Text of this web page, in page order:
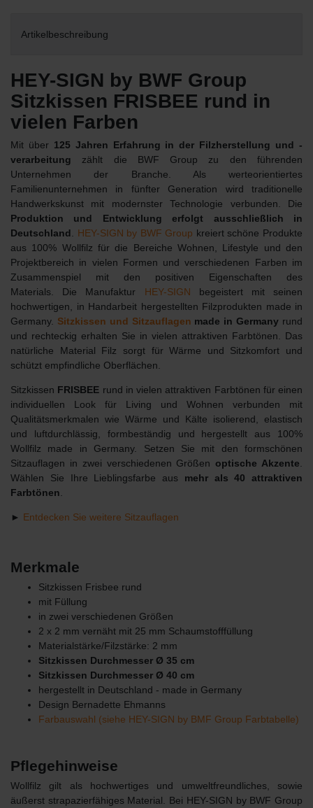
Artikelbeschreibung
HEY-SIGN by BWF Group
Sitzkissen FRISBEE rund in
vielen Farben
Mit über 125 Jahren Erfahrung in der Filzherstellung und -
verarbeitung zählt die BWF Group zu den führenden
Unternehmen der Branche. Als werteorientiertes
Familienunternehmen in fünfter Generation wird traditionelle
Handwerkskunst mit modernster Technologie verbunden. Die
Produktion und Entwicklung erfolgt ausschließlich in
Deutschland
HEY-SIGN by BWF Group kreiert schöne Produkte
aus 100% Wollfilz für die Bereiche Wohnen, Lifestyle und den
Projektbereich in vielen Formen und verschiedenen Farben im
Zusammenspiel mit den positiven Eigenschaften des
Materials. Die Manufaktur HEY-SIGN begeistert mit seinen
hochwertigen, in Handarbeit hergestellten Filzprodukten made in
Germany. Sitzkissen und Sitzauflagen made in Germany rund
und rechteckig erhalten Sie in vielen attraktiven Farbtönen. Das
natürliche Material Filz sorgt für Wärme und Sitzkomfort und
schützt empfindliche Oberflächen.
Sitzkissen FRISBEE rund in vielen attraktiven Farbtönen für einen
individuellen Look für Living und Wohnen verbunden mit
Qualitätsmerkmalen wie Wärme und Kälte isolierend, elastisch
und luftdurchlässig, formbeständig und hergestellt aus 100%
Wollfilz made in Germany. Setzen Sie mit den formschönen
Sitzauflagen in zwei verschiedenen Größen optische Akzente
Wählen Sie Ihre Lieblingsfarbe aus mehr als 40 attraktiven
Farbtönen
► Entdecken Sie weitere Sitzauflagen
Merkmale
Sitzkissen Frisbee rund
mit Füllung
in zwei verschiedenen Größen
2 x 2 mm vernäht mit 25 mm Schaumstofffüllung
Materialstärke/Filzstärke: 2 mm
Sitzkissen Durchmesser Ø 35 cm
Sitzkissen Durchmesser Ø 40 cm
hergestellt in Deutschland - made in Germany
Design Bernadette Ehmanns
Farbauswahl (siehe HEY-SIGN by BMF Group Farbtabelle)
Pflegehinweise
Wollfilz gilt als hochwertiges und umweltfreundliches, sowie
äußerst strapazierfähiges Material. Bei HEY-SIGN by BWF Group